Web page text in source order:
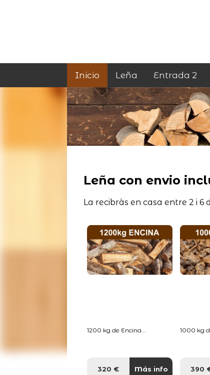
Inicio Leña Entrada 2
Leña con envio
La recibràs en casa entre 2 i 6
1200 kg de Encina...
320 € Más info
1000 kg
390